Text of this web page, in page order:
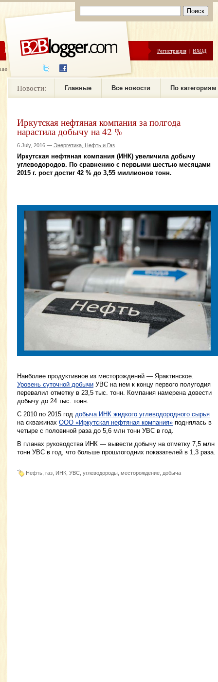
ЦЕНЫ ПОМОЩЬ Регистрация | ВХОД
новостей
Новости: Главные Все новости По категориям
Иркутская нефтяная компания за полгода
нарастила добычу на 42 %
6 July, 2016 — Энергетика, Нефть и Газ
Иркутская нефтяная компания (ИНК) увеличила добычу
углеводородов. По сравнению с первыми шестью месяцами
2015 г. рост достиг 42 % до 3,55 миллионов тонн.
Наиболее продуктивное из месторождений — Ярактинское.
Уровень суточной добычи УВС на нем к концу первого полугодия
перевалил отметку в 23,5 тыс. тонн. Компания намерена довести
добычу до 24 тыс. тонн.
С 2010 по 2015 год добыча ИНК жидкого углеводородного сырья
на скважинах ООО «Иркутская нефтяная компания» поднялась в
четыре с половиной раза до 5,6 млн тонн УВС в год.
В планах руководства ИНК — вывести добычу на отметку 7,5 млн
тонн УВС в год, что больше прошлогодних показателей в 1,3 раза.
Нефть, газ, ИНК, УВС, углеводороды, месторождение, добыча